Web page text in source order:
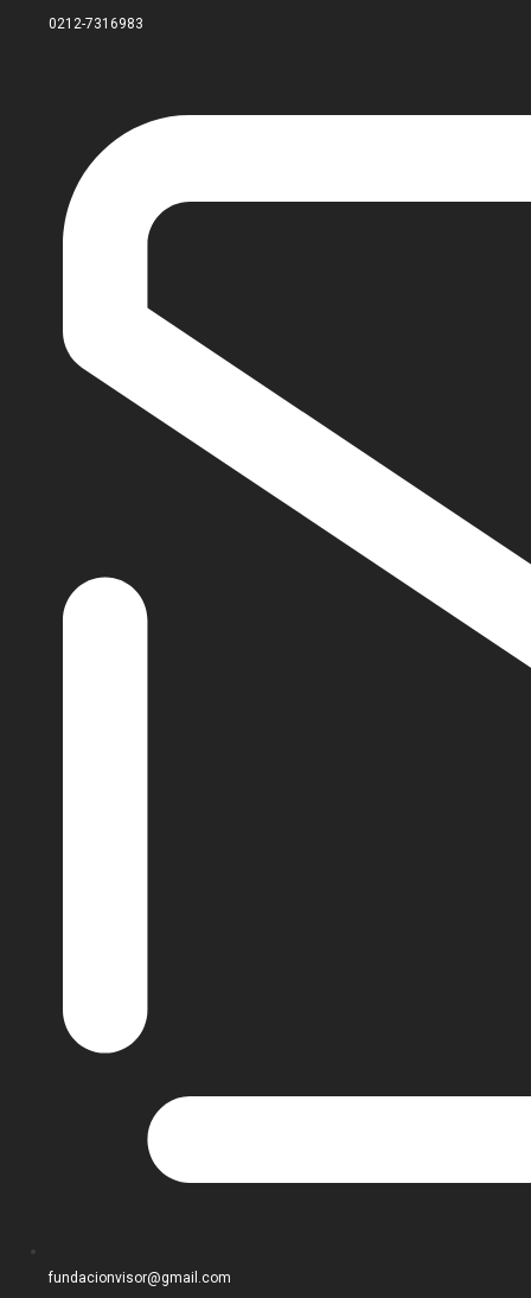
0212-7316983
fundacionvisor@gmail.com